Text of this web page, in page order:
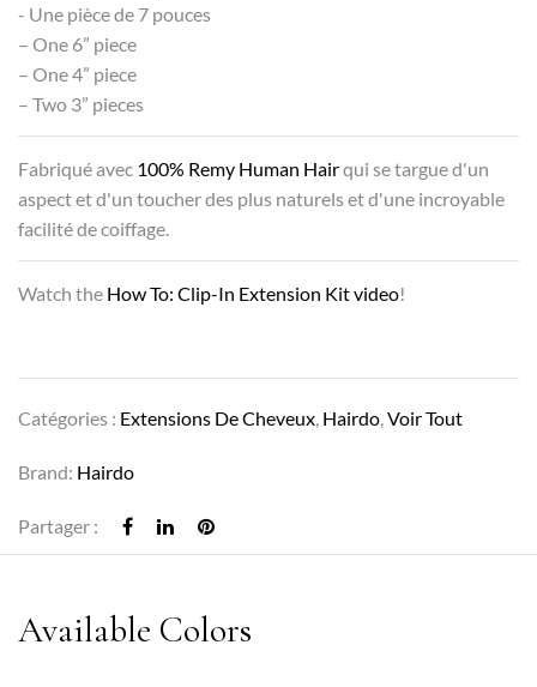
- Une pièce de 7 pouces
– One 6” piece
– One 4” piece
– Two 3” pieces
Fabriqué avec 100% Remy Human Hairqui se targue d'un
aspect et d'un toucher des plus naturels et d'une incroyable
facilité de coiffage.
Watch the How To: Clip-In Extension Kit video!
Catégories : Extensions De Cheveux Hairdo Voir Tout
Brand: Hairdo
Partager :